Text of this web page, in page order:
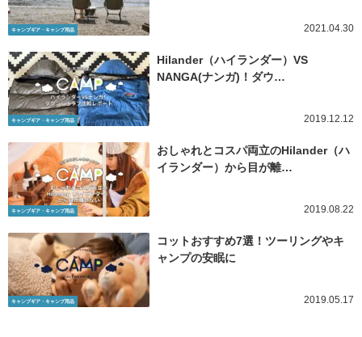
キャンプギア・キャンプ用品 2021.04.30
キャンプギア・キャンプ用品
Hilander（ハイランダー）VS
NANGA(ナンガ)！ダウ…
2019.12.12
キャンプギア・キャンプ用品
おしゃれとコスパ両立のHilander（ハ
イランダー）から目が離…
2019.08.22
キャンプギア・キャンプ用品
コットおすすめ7選！ツーリングやキ
ャンプの安眠に
2019.05.17